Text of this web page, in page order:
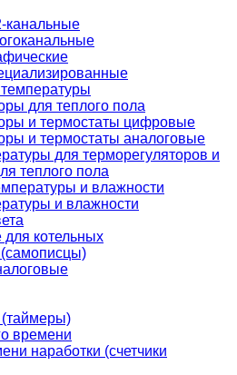
канальные
для теплого пола
и термостаты цифровые
и термостаты аналоговые
для терморегуляторов и
теплого пола
и влажности
и влажности
котельных
(самописцы)
времени
наработки (счетчики